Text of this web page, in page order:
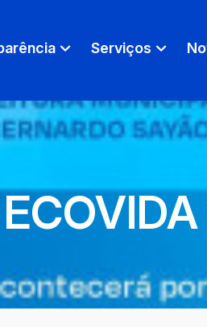
Serviços